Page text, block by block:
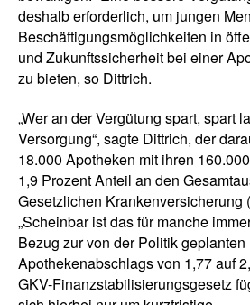
deshalb erforderlich, um jungen
Beschäftigungsmöglichkeiten in
und Zukunftssicherheit bei einer
zu bieten, so Dittrich.
„Wer an der Vergütung spart, spart
Versorgung“, sagte Dittrich, der
18.000 Apotheken mit ihren
1,9 Prozent Anteil an den
Gesetzlichen Krankenversicherung
„Scheinbar ist das für manche
Bezug zur von der Politik
Apothekenabschlags von 1,77 auf
GKV-Finanzstabilisierungsgesetz